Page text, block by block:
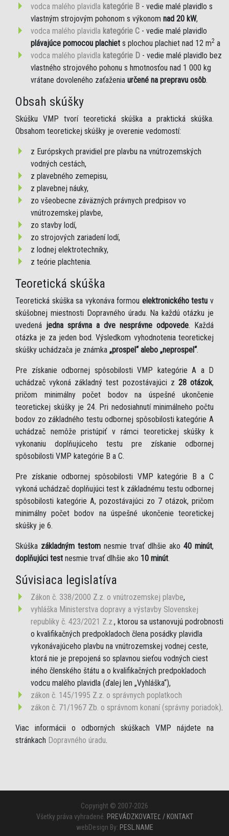
vodca malého plavidla kategórie B - vedie malé plavidlo s
vlastným strojovým pohonom s výkonom nad 20 kW,
vodca malého plavidla kategórie C - vedie malé plavidlo
plávajúce pomocou plachiet s plochou plachiet nad 12 m2 a
vodca malého plavidla kategórie D - vedie malé plavidlo bez
vlastného strojového pohonu s hmotnosťou nad 1 000 kg
vrátane dovoleného zaťaženia určené na prepravu osôb.
Obsah skúšky
Skúšku VMP tvorí teoretická skúška a praktická skúška.
Obsahom teoretickej skúšky je overenie vedomostí:
z Európskych pravidiel pre plavbu na vnútrozemských
vodných cestách,
z plavebného zemepisu,
z plavebnej náuky,
zo všeobecne záväzných právnych predpisov vo
vnútrozemskej plavbe,
zo stavby lodí,
zo strojových zariadení lodí,
z lodnej elektrotechniky,
z teórie plachtenia.
Teoretická skúška
Teoretická skúška sa vykonáva formou elektronického testu v
skúšobnej miestnosti Dopravného úradu. Na každú otázku je
uvedená jedna správna a dve nesprávne odpovede. Každá
otázka je za jeden bod. Výsledkom vyhodnotenia teoretickej
skúšky uchádzača je známka „prospel“ alebo „neprospel“.
Pre získanie odbornej spôsobilosti VMP kategórie A a D
uchádzač vykoná základný test pozostávajúci z 28 otázok,
pričom minimálny počet bodov na úspešné ukončenie
teoretickej skúšky je 24. Pri nedosiahnutí minimálneho počtu
bodov zo základného testu odbornej spôsobilosti kategórie A
uchádzač nemôže pristúpiť v rámci teoretickej skúšky k
vykonaniu doplňujúceho testu pre získanie odbornej
spôsobilosti VMP kategórie B a C.
Pre získanie odbornej spôsobilosti VMP kategórie B a C
vykoná uchádzač doplňujúci test k základnému testu odbornej
spôsobilosti kategórie A, pozostávajúci zo 7 otázok, pričom
minimálny počet bodov na úspešné ukončenie teoretickej
skúšky je 6.
Skúška základným testom nesmie trvať dlhšie ako 40 minút,
doplňujúci test nesmie trvať dlhšie ako 10 minút.
Súvisiaca legislatíva
Zákon č. 338/2000 Z.z. o vnútrozemskej plavbe,
vyhláška Ministerstva dopravy a výstavby Slovenskej
republiky č. 423/2021 Z.z., ktorou sa ustanovujú podrobnosti
o kvalifikačných predpokladoch člena posádky plavidla
vykonávajúceho plavbu na vnútrozemskej vodnej ceste,
ktorá nie je prepojená so splavnou sieťou vodných ciest
iného členského štátu a o kvalifikačných predpokladoch
vodcu malého plavidla (ďalej len „Vyhláška“),
zákon č. 145/1995 Z.z. o správnych poplatkoch
zákon č. 71/1967 Zb. o správnom konaní (správny poriadok).
Viac informácii o odborných skúškach VMP nájdete na
stránkach Dopravného úradu.
Copyright © 2007-2026
Všetky práva vyhradené. PREVÁDZKOVATEĽ / KONTAKT
webDesign By: PESL.NAME